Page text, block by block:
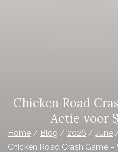
Chicken Road
Actie voor
Home Blog 2026 June
Chicken Road Crash Game